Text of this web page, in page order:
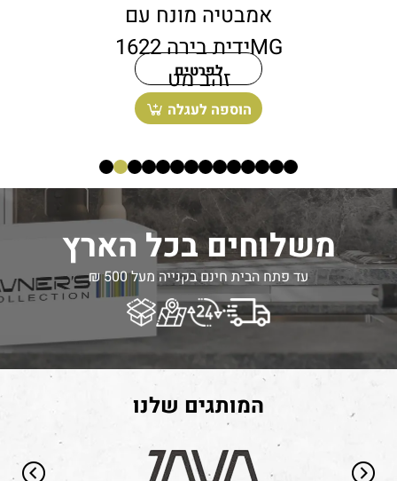
גובה 15 – 71 ס״מ
דגם CHIC זהב מט
לפרטים
בחר אפשרויות
משלוחים בכל הארץ
עד פתח הבית חינם בקנייה מעל 500 ₪
המותגים שלנו